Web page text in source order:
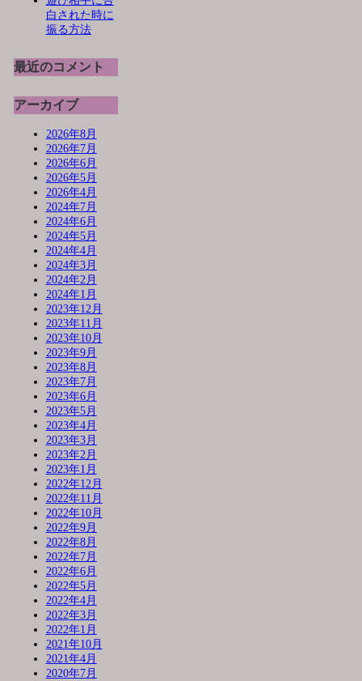
白された時に
振る方法
最近のコメント
アーカイブ
2026年8月
2026年7月
2026年6月
2026年5月
2026年4月
2024年7月
2024年6月
2024年5月
2024年4月
2024年3月
2024年2月
2024年1月
2023年12月
2023年11月
2023年10月
2023年9月
2023年8月
2023年7月
2023年6月
2023年5月
2023年4月
2023年3月
2023年2月
2023年1月
2022年12月
2022年11月
2022年10月
2022年9月
2022年8月
2022年7月
2022年6月
2022年5月
2022年4月
2022年3月
2022年1月
2021年10月
2021年4月
2020年7月